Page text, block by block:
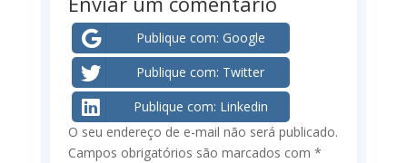
Publique com: Google
Publique com: Twitter
Publique com: Linkedin
O seu endereço de e-mail não será publicado.
Campos obrigatórios são marcados com *